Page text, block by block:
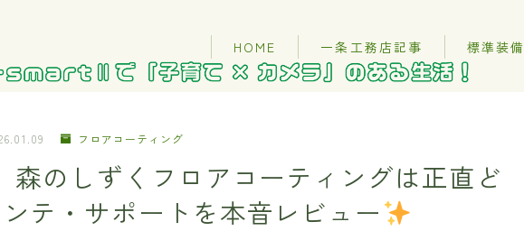
HOME 一条工務店記事 標準装備
フロアコーティング
森のしずくフロアコーティングは正直ど
テ・サポートを本音レビュー